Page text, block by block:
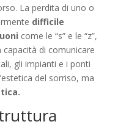
La perdita di uno o
difficile
come le “s” e le “z”,
di comunicare
gli impianti e i ponti
del sorriso, ma